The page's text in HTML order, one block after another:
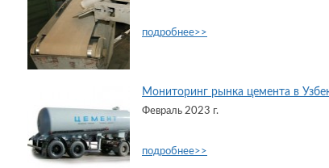
подробнее>>
Мониторинг рынка цемента в
Февраль 2023 г.
подробнее>>